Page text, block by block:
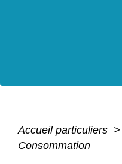
Accueil particuliers >
Consommation